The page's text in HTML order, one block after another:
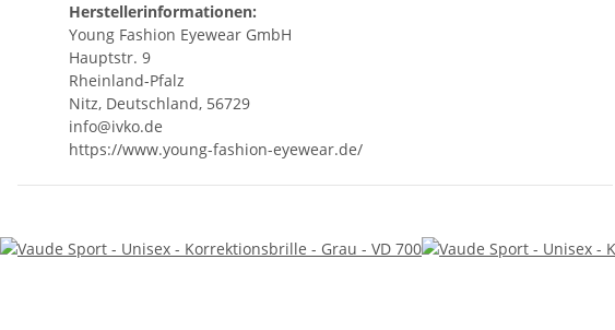
Herstellerinformationen:
Young Fashion Eyewear GmbH
Hauptstr. 9
Rheinland-Pfalz
Nitz, Deutschland, 56729
info@ivko.de
https://www.young-fashion-eyewear.de/